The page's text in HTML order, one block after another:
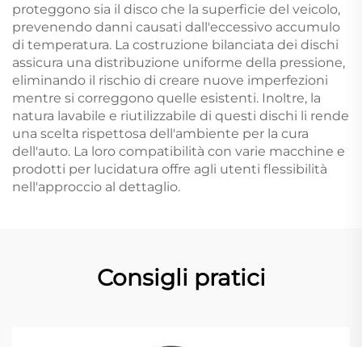
proteggono sia il disco che la superficie del veicolo,
prevenendo danni causati dall'eccessivo accumulo
di temperatura. La costruzione bilanciata dei dischi
assicura una distribuzione uniforme della pressione,
eliminando il rischio di creare nuove imperfezioni
mentre si correggono quelle esistenti. Inoltre, la
natura lavabile e riutilizzabile di questi dischi li rende
una scelta rispettosa dell'ambiente per la cura
dell'auto. La loro compatibilità con varie macchine e
prodotti per lucidatura offre agli utenti flessibilità
nell'approccio al dettaglio.
Consigli pratici